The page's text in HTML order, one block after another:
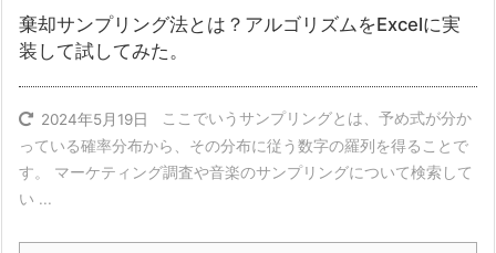
棄却サンプリング法とは？アルゴリズムをExcelに実
装して試してみた。
2024年5月19日
ここでいうサンプリングとは、予め式が分か
っている確率分布から、その分布に従う数字の羅列を得ることで
す。 マーケティング調査や音楽のサンプリングについて検索して
い ...